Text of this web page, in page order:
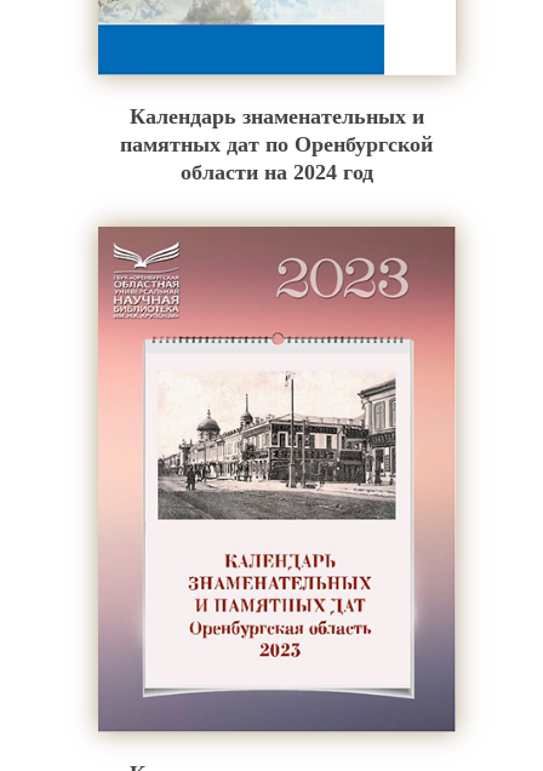
Календарь знаменательных и
памятных дат по Оренбургской
области на 2024 год